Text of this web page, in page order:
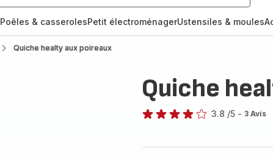
Poêles & casserolesPetit électroménagerUstensiles & moules
Quiche healty aux poireaux
Quiche
3.8 /5 - 3 Avis